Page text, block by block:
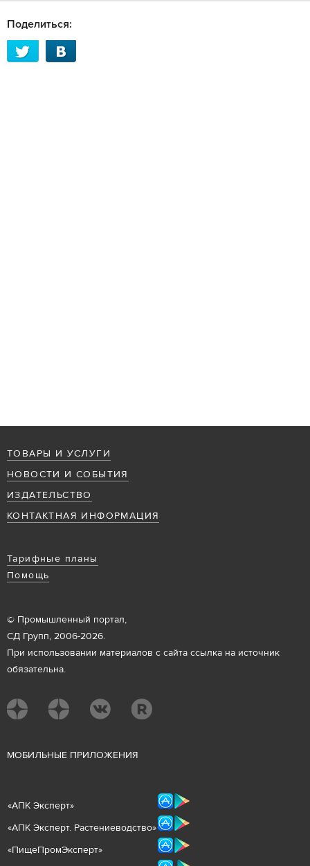
Поделиться:
ТОВАРЫ И УСЛУГИ
НОВОСТИ И СОБЫТИЯ
ИЗДАТЕЛЬСТВО
КОНТАКТНАЯ ИНФОРМАЦИЯ
Тарифные планы
Помощь
© Промышленный портал,
СД Групп, 2006-2026.
При использовании материалов с сайта ссылка на источник
обязательна.
МОБИЛЬНЫЕ ПРИЛОЖЕНИЯ
«АПК Эксперт»
«АПК Эксперт. Растениеводство»
«ПищеПромЭксперт»